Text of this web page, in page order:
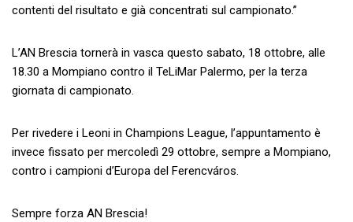
contenti del risultato e già concentrati sul campionato.”
L’AN Brescia tornerà in vasca questo sabato, 18 ottobre, alle
18.30 a Mompiano contro il TeLiMar Palermo, per la terza
giornata di campionato.
Per rivedere i Leoni in Champions League, l’appuntamento è
invece fissato per mercoledì 29 ottobre, sempre a Mompiano,
contro i campioni d’Europa del Ferencváros.
Sempre forza AN Brescia!